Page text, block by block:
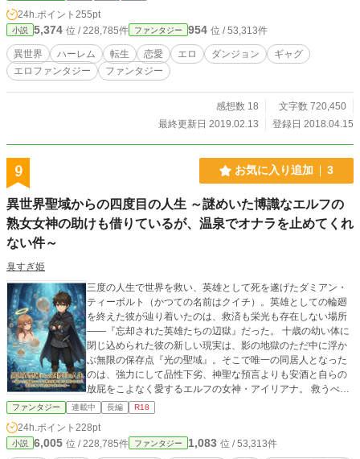
24h.ポイント 255pt
小説 5,374 位 / 228,785件 ファンタジー 954 位 / 53,313件
異世界 ハーレム 転生 恋愛 エロ ダンジョン
ギャグ
エロファンタジー
ファンタジー
感想数 18
文字数 720,450
最終更新日 2019.02.13
登録日 2018.04.15
9 お気に入り追加 3
異世界聖域からの四度目の人生 ～謎めいた博識なエルフの
熟女女神の助けも借りているが、温泉でオナラを止めてくれ
ない件～
臭すぎ姫
三度の人生で世界を救い、英雄として死を遂げたダミアン・
ティーボルト（かつての名前はクイチ）。英雄としての輪廻
を終えた彼が辿り着いたのは、救済も栄光も存在しない場所
――『忘却された英雄たちの辺獄』だった。 十歳の幼い体に
閉じ込められた彼の新しい現実は、影の地獄のただ中に浮か
ぶ無限の保存点『光の聖域』。そこで唯一の同居人となった
のは、強力にして品性下劣、神聖な預言よりも安酒と自らの
放屁をこよなく愛するエルフの女神・アイリアナ。 救うべき
世界もなく、解放してくれるはずの決定的な死もない。 この
永遠の迷宮で、無恥な女神と共に世界の理を解き明かし、無
限の可能性を模索する英雄の歩みを見届けよ。 四度目の異世
界において、栄光など何の意味も持たない。 唯一確かなもの
ファンタジー 連載中 長編 R18
24h.ポイント 228pt
小説 6,005 位 / 228,785件 ファンタジー 1,083 位 / 53,313件